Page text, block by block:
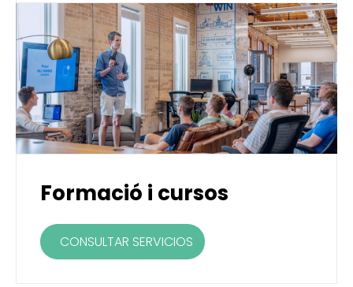
Formació i cursos
CONSULTAR SERVICIOS